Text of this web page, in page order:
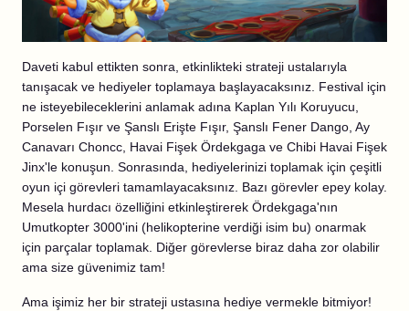
Daveti kabul ettikten sonra, etkinlikteki strateji ustalarıyla
tanışacak ve hediyeler toplamaya başlayacaksınız. Festival için
ne isteyebileceklerini anlamak adına Kaplan Yılı Koruyucu,
Porselen Fışır ve Şanslı Erişte Fışır, Şanslı Fener Dango, Ay
Canavarı Choncc, Havai Fişek Ördekgaga ve Chibi Havai Fişek
Jinx'le konuşun. Sonrasında, hediyelerinizi toplamak için çeşitli
oyun içi görevleri tamamlayacaksınız. Bazı görevler epey kolay.
Mesela hurdacı özelliğini etkinleştirerek Ördekgaga'nın
Umutkopter 3000'ini (helikopterine verdiği isim bu) onarmak
için parçalar toplamak. Diğer görevlerse biraz daha zor olabilir
ama size güvenimiz tam!
Ama işimiz her bir strateji ustasına hediye vermekle bitmiyor!